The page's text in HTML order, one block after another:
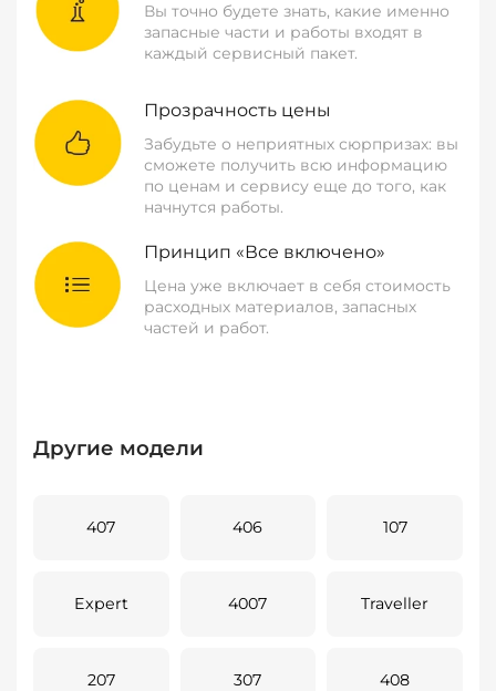
Вы точно будете знать, какие именно
запасные части и работы входят в
каждый сервисный пакет.
Прозрачность цены
Забудьте о неприятных сюрпризах: вы
сможете получить всю информацию
по ценам и сервису еще до того, как
начнутся работы.
Принцип «Все включено»
Цена уже включает в себя стоимость
расходных материалов, запасных
частей и работ.
Другие модели
407 406 107
Expert 4007 Traveller
207 307 408